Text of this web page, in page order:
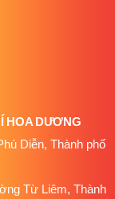
HOA DƯƠNG
Diễn, Thành phố
Từ Liêm, Thành